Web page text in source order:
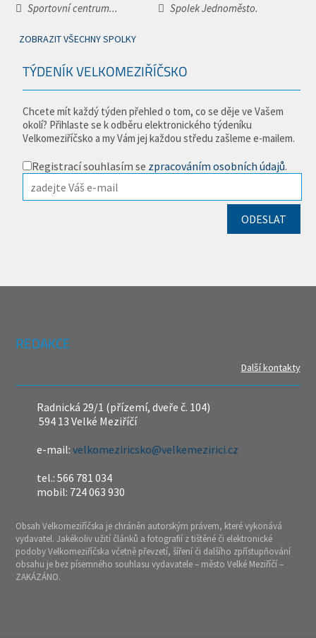
Sportovní centrum...
Spolek Jednoměsto.
ZOBRAZIT VŠECHNY SPOLKY
TÝDENÍK VELKOMEZIŘÍČSKO
Chcete mít každý týden přehled o tom, co se děje ve Vašem
okolí? Přihlaste se k odběru elektronického týdeníku
Velkomeziříčsko a my Vám jej každou středu zašleme e-mailem.
Registrací souhlasím se zpracováním osobních údajů.
REDAKCE
Další kontakty
Radnická 29/1 (přízemí, dveře č. 104)
594 13 Velké Meziříčí
e-mail:velkomeziricsko@velkemezirici.cz
tel.: 566 781 034
mobil: 724 063 930
Obsah Velkomeziříčska je chráněn autorským právem, které vykonává
vydavatel. Jakékoliv užití článků a fotografií z tištěné či elektronické
podoby Velkomeziříčska včetně převzetí, šíření či dalšího zpřístupňování
obsahu je bez písemného souhlasu vydavatele – město Velké Meziříčí –
ZAKÁZÁNO.